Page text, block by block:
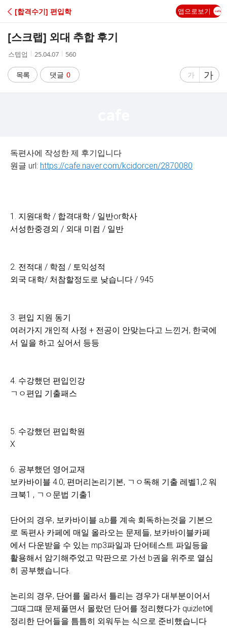
C
A
[합격수기] 편입학 앱으로보기
[스크랩] 외대 추합 후기
작
자
스텝업
작
시
간
25.04.07
조
수
560
목록 댓글 0
글
가
글
자
가
독편사에 작성한 제 후기입니다
원글 url: https://cafe.naver.com/kcidorcen/2870080
1. 지원대학 / 합격대학 / 일반or학사
서성한중경외 / 외대 미컴 / 일반
2. 전적대 / 학점 / 토익성적
외국 대학/ 처참할정도로 낮습니다 / 945
3. 편입 지원 동기
여러가지 개인적 사정 + 전공이 안맞는다고 느낀거, 한국에
서 일을 하고 싶어서 등등
4. 수강했던 편입인강
ㄱㅇ편입 기출패스
5. 수강했던 편입학원
X
6. 공부했던 영어교재
보카바이블 4.0, 편머리논리기본, ㄱㅇ독해 기출 레벨1,2 워
크북1 , ㄱㅇ문법 기출1
단어의 경우, 보카바이블 a,b를 계속 회독하는것을 기본으
로 독편사 카페에 매일 올라오는 문제들, 보카바이블카페
에서 다운받을 수 있는 mp3파일과 단어테스트 파일등을
활용해서 암기해주었고 막판으로 가선 b권을 위주로 열심
히 공부했습니다.
논리의 경우, 단어를 몰라서 틀리는 경우가 대부분이어서
그때그떄 문제풀면서 몰랐던 단어를 정리했다가 quizlet에
정리한 단어들을 틈틈히 외워두는 식으로 준비했습니다